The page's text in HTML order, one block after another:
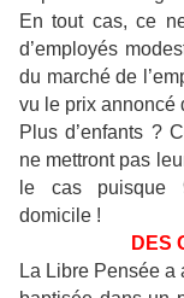
En tout cas, ce
d’employés
du marché de
vu le prix annoncé
Plus d’enfants ?
ne mettront pas
le cas puisque
domicile !
DES
La Libre Pensée